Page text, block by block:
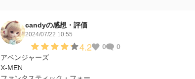
candyの感想・評価
2024/07/22 10:55
4.2 0
0
アベンジャーズ
X-MEN